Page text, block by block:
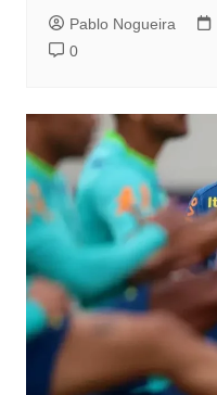
Pablo Nogueira
0